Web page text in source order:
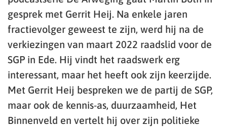
gesprek met Gerrit Heij. Na enkele jaren
fractievolger geweest te zijn, werd hij na de
verkiezingen van maart 2022 raadslid voor de
SGP in Ede. Hij vindt het raadswerk erg
interessant, maar het heeft ook zijn keerzijde.
Met Gerrit Heij bespreken we de partij de SGP,
maar ook de kennis-as, duurzaamheid, Het
Binnenveld en vertelt hij over zijn politieke